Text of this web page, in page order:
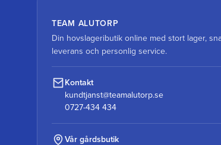
TEAM ALUTORP
Din hovslageributik online med stort lager,
leverans och personlig service.
Kontakt
kundtjanst@teamalutorp.se
0727-434 434
Vår gårdsbutik